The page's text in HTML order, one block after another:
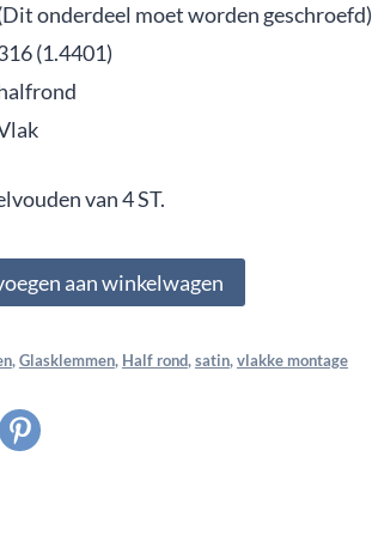
onderdeel moet worden geschroefd)
(1.4401)
van 4 ST.
aan winkelwagen
, Glasklemmen, Half rond, satin, vlakke montage